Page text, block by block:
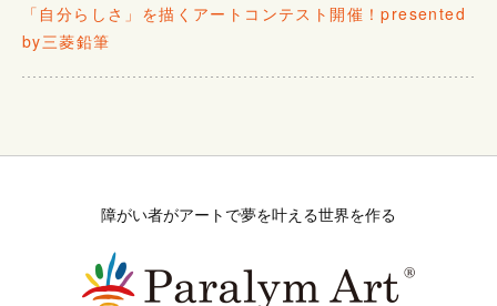
「自分らしさ」を描くアートコンテスト開催！presented
by三菱鉛筆
障がい者がアートで夢を叶える世界を作る